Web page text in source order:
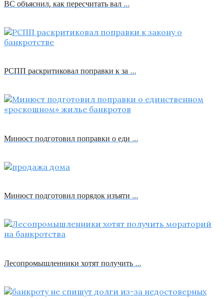
ВС объяснил, как пересчитать вал …
РСПП раскритиковал поправки к за …
Минюст подготовил поправки о еди …
Минюст подготовил порядок изъяти …
Лесопромышленники хотят получить …